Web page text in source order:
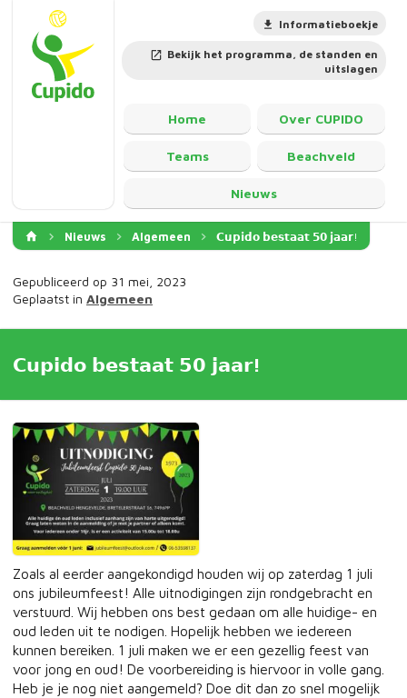
Informatieboekje
Bekijk het programma, de standen en
uitslagen
Home Over CUPIDO
Teams Beachveld
Nieuws
Nieuws Algemeen 𝗖𝘂𝗽𝗶𝗱𝗼 𝗯𝗲𝘀𝘁𝗮𝗮𝘁 𝟱𝟬 𝗷𝗮𝗮𝗿!
Gepubliceerd op 31 mei, 2023
Geplaatst in Algemeen
𝗖𝘂𝗽𝗶𝗱𝗼 𝗯𝗲𝘀𝘁𝗮𝗮𝘁 𝟱𝟬 𝗷𝗮𝗮𝗿!
Zoals al eerder aangekondigd houden wij op zaterdag 1 juli
ons jubileumfeest! Alle uitnodigingen zijn rondgebracht en
verstuurd. Wij hebben ons best gedaan om alle huidige- en
oud leden uit te nodigen. Hopelijk hebben we iedereen
kunnen bereiken. 1 juli maken we er een gezellig feest van
voor jong en oud! De voorbereiding is hiervoor in volle gang.
Heb je je nog niet aangemeld? Doe dit dan zo snel mogelijk